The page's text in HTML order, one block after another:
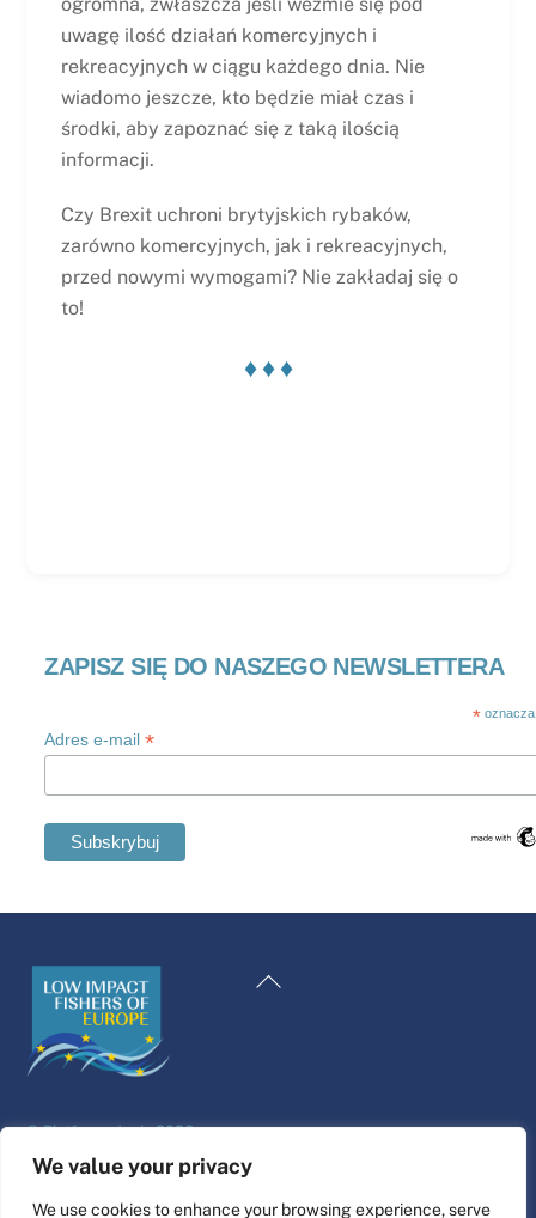
We value your privacy
We use cookies to enhance your browsing experience, serve
uwagę ilość działań komercyjnych i
rekreacyjnych w ciągu każdego dnia. Nie
wiadomo jeszcze, kto będzie miał czas i
środki, aby zapoznać się z taką ilością
informacji.
Czy Brexit uchroni brytyjskich rybaków,
zarówno komercyjnych, jak i rekreacyjnych,
przed nowymi wymogami? Nie zakładaj się o
to!
♦ ♦ ♦
ZAPISZ SIĘ DO NASZEGO NEWSLETTERA
*
Adres e-mail*
Powrót
©Platforma życia2026
Projekt i wykonanie strony internetowej przez
Swedish